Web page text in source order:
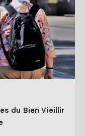
du Bien Vieillir